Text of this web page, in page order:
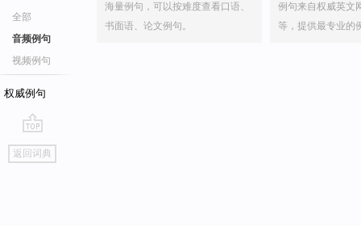
全部
音频例句
视频例句
权威例句
go
top
返回词典
海量例句，可以按难度查看口语、
书面语、论文例句。
例句来自权威英文
等，提供最专业的